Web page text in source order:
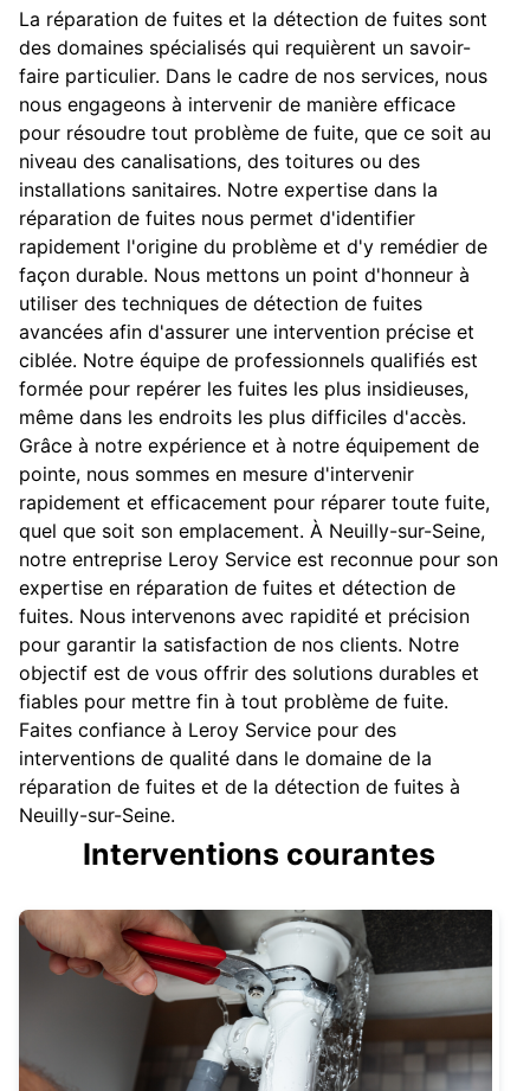
La réparation de fuites et la détection de fuites sont
des domaines spécialisés qui requièrent un savoir-
faire particulier. Dans le cadre de nos services, nous
nous engageons à intervenir de manière efficace
pour résoudre tout problème de fuite, que ce soit au
niveau des canalisations, des toitures ou des
installations sanitaires. Notre expertise dans la
réparation de fuites nous permet d'identifier
rapidement l'origine du problème et d'y remédier de
façon durable. Nous mettons un point d'honneur à
utiliser des techniques de détection de fuites
avancées afin d'assurer une intervention précise et
ciblée. Notre équipe de professionnels qualifiés est
formée pour repérer les fuites les plus insidieuses,
même dans les endroits les plus difficiles d'accès.
Grâce à notre expérience et à notre équipement de
pointe, nous sommes en mesure d'intervenir
rapidement et efficacement pour réparer toute fuite,
quel que soit son emplacement. À Neuilly-sur-Seine,
notre entreprise Leroy Service est reconnue pour son
expertise en réparation de fuites et détection de
fuites. Nous intervenons avec rapidité et précision
pour garantir la satisfaction de nos clients. Notre
objectif est de vous offrir des solutions durables et
fiables pour mettre fin à tout problème de fuite.
Faites confiance à Leroy Service pour des
interventions de qualité dans le domaine de la
réparation de fuites et de la détection de fuites à
Neuilly-sur-Seine.
Interventions courantes